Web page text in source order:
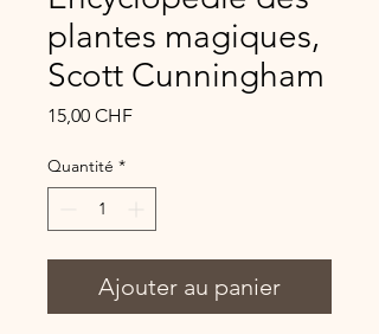
plantes magiques,
Scott Cunningham
15,00 CHFPrix
Quantité *
Ajouter au panier